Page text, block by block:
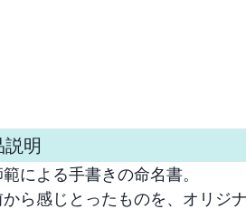
説明
による手書きの命名書。
ら感じとったものを、オリジ